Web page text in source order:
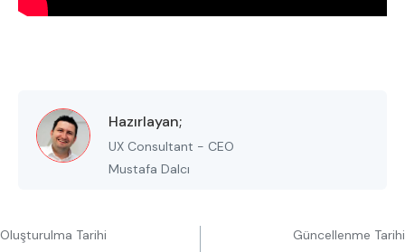
Hazırlayan;
UX Consultant - CEO
Mustafa Dalcı
Oluşturulma Tarihi Güncellenme Tarihi